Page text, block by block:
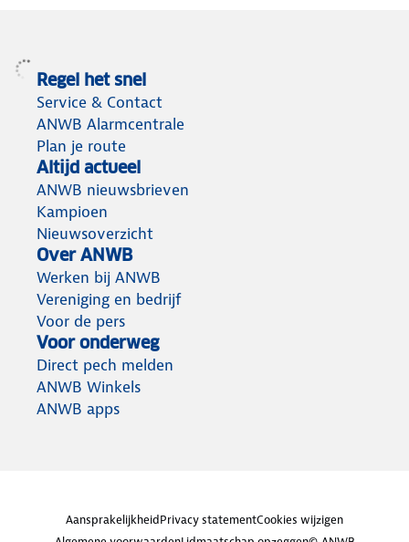
Regel het snel
Service & Contact
ANWB Alarmcentrale
Plan je route
Altijd actueel
ANWB nieuwsbrieven
Kampioen
Nieuwsoverzicht
Over ANWB
Werken bij ANWB
Vereniging en bedrijf
Voor de pers
Voor onderweg
Direct pech melden
ANWB Winkels
ANWB apps
AansprakelijkheidPrivacy statementCookies wijzigen